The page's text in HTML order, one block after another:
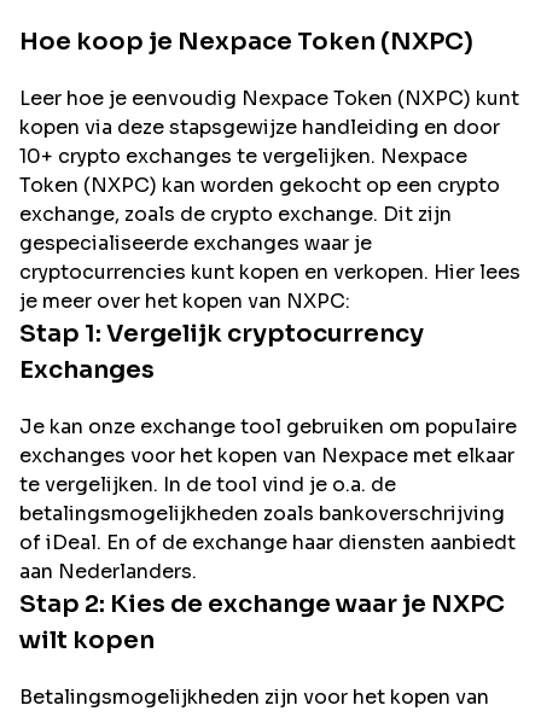
Hoe koop je Nexpace Token (NXPC)
Leer hoe je eenvoudig NexpaceToken (NXPC) kunt
kopen via deze stapsgewijze handleiding en door
10+ crypto exchanges te vergelijken. Nexpace
Token (NXPC) kan worden gekocht op een crypto
exchange, zoals de crypto exchange. Dit zijn
gespecialiseerde exchanges waar je
cryptocurrencies kunt kopen en verkopen. Hier lees
je meer over het kopen van NXPC:
Stap 1: Vergelijk cryptocurrency
Exchanges
Je kan onze exchange tool gebruiken om populaire
exchanges voor het kopen van Nexpace met elkaar
te vergelijken. In de tool vind je o.a. de
betalingsmogelijkheden zoals bankoverschrijving
of iDeal. En of de exchange haar diensten aanbiedt
aan Nederlanders.
Stap 2: Kies de exchange waar je NXPC
wilt kopen
Betalingsmogelijkheden zijn voor het kopen van